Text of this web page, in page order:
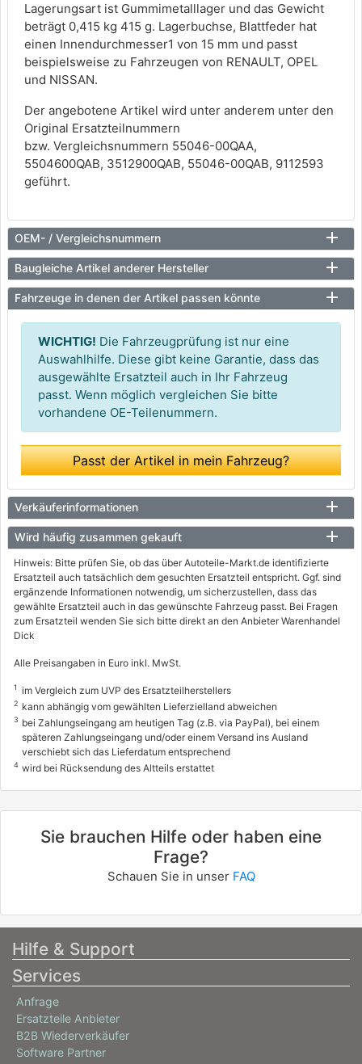
Lagerungsart ist Gummimetalllager und das Gewicht
beträgt 0,415 kg 415 g. Lagerbuchse, Blattfeder hat
einen Innendurchmesser1 von 15 mm und passt
beispielsweise zu Fahrzeugen von RENAULT, OPEL
und NISSAN.
Der angebotene Artikel wird unter anderem unter den
Original Ersatzteilnummern
bzw. Vergleichsnummern 55046-00QAA,
5504600QAB, 3512900QAB, 55046-00QAB, 9112593
geführt.
OEM- / Vergleichsnummern
Baugleiche Artikel anderer Hersteller
Fahrzeuge in denen der Artikel passen könnte
WICHTIG! Die Fahrzeugprüfung ist nur eine
Auswahlhilfe. Diese gibt keine Garantie, dass das
ausgewählte Ersatzteil auch in Ihr Fahrzeug
passt. Wenn möglich vergleichen Sie bitte
vorhandene OE-Teilenummern.
Passt der Artikel in mein Fahrzeug?
Verkäuferinformationen
Wird häufig zusammen gekauft
Hinweis: Bitte prüfen Sie, ob das über Autoteile-Markt.de identifizierte
Ersatzteil auch tatsächlich dem gesuchten Ersatzteil entspricht. Ggf. sind
ergänzende Informationen notwendig, um sicherzustellen, dass das
gewählte Ersatzteil auch in das gewünschte Fahrzeug passt. Bei Fragen
zum Ersatzteil wenden Sie sich bitte direkt an den Anbieter Warenhandel
Dick
Alle Preisangaben in Euro inkl. MwSt.
1 im Vergleich zum UVP des Ersatzteilherstellers
2 kann abhängig vom gewählten Lieferzielland abweichen
3 bei Zahlungseingang am heutigen Tag (z.B. via PayPal), bei einem
späteren Zahlungseingang und/oder einem Versand ins Ausland
verschiebt sich das Lieferdatum entsprechend
4 wird bei Rücksendung des Altteils erstattet
Sie brauchen Hilfe oder haben eine
Frage?
Schauen Sie in unser FAQ
Hilfe & Support
Services
Anfrage
Ersatzteile Anbieter
B2B Wiederverkäufer
Software Partner